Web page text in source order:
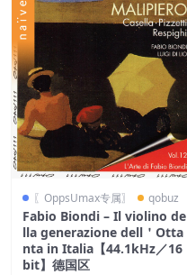
〖OppsUmax专属〗 qobuz
Fabio Biondi – Il violino de
lla generazione dell＇Otta
nta in Italia【44.1kHz／16
bit】德国区